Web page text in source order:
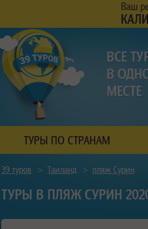
Ваш
ТУРЫ ПО СТРАНАМ
39 туров > Таиланд > пляж Сурин
ТУРЫ В ПЛЯЖ СУРИН